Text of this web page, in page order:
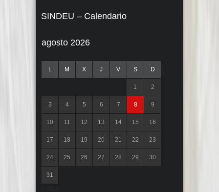
SINDEU – Calendario
agosto 2026
L M X J V S D
1 2
3 4 5 6 7 8 9
10 11 12 13 14 15 16
17 18 19 20 21 22 23
24 25 26 27 28 29 30
31